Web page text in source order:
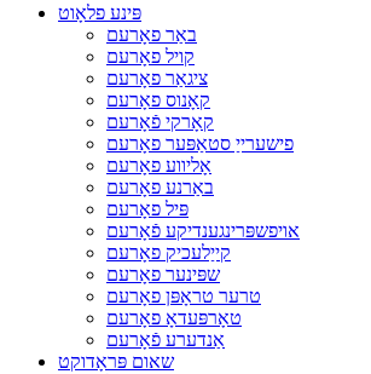
פּינע פלאָוט
באַר פאָרעם
קויל פאָרעם
ציגאַר פאָרעם
קאָנוס פאָרעם
קאָרקי פֿאָרעם
פישערייַ סטאַפּער פאָרעם
אָליווע פאָרעם
באַרנע פאָרעם
פּיל פאָרעם
אויפשפּרינגענדיקע פֿאָרעם
קייַלעכיק פאָרעם
שפּינער פאָרעם
טרער טראָפּן פאָרעם
טאָרפּעדאָ פאָרעם
אַנדערע פֿאָרעם
שאום פּראָדוקט